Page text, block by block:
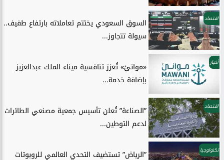
اقتصاد
السوق السعودي يختتم تعاملاته بارتفاع طفيف..
سيولة تتجاوز...
أخبار
«موانئ» تُعزز تنافسية ميناء الملك عبدالعزيز
بإضافة خدمة...
اقتصاد
”الصناعة” تُعلن تأسيس جمعية مصنعي الطائرات
لدعم التوطين...
تكنولوجيا
”الرياض” تستضيف التحدي العالمي للروبوتات